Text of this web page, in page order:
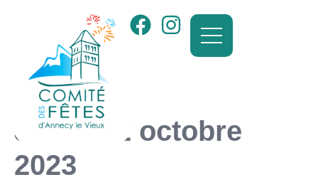
Jour :22 octobre
2023